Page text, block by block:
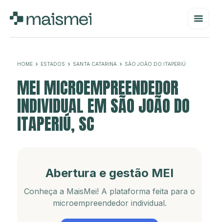
HOME ESTADOS SANTA CATARINA SÃO JOÃO DO ITAPERIÚ
MEI MICROEMPREENDEDOR
INDIVIDUAL EM SÃO JOÃO DO
ITAPERIÚ, SC
Abertura e gestão MEI
Conheça a MaisMei! A plataforma feita para o
microempreendedor individual.